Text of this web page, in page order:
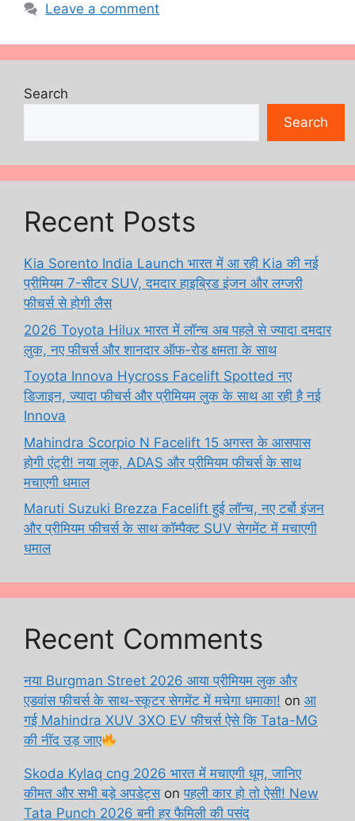
Leave a comment
Search
Search
Recent Posts
Kia Sorento India Launch भारत में आ रही Kia की नई
प्रीमियम 7-सीटर SUV, दमदार हाइब्रिड इंजन और लग्जरी
फीचर्स से होगी लैस
2026 Toyota Hilux भारत में लॉन्च अब पहले से ज्यादा दमदार
लुक, नए फीचर्स और शानदार ऑफ-रोड क्षमता के साथ
Toyota Innova Hycross Facelift Spotted नए
डिजाइन, ज्यादा फीचर्स और प्रीमियम लुक के साथ आ रही है नई
Innova
Mahindra Scorpio N Facelift 15 अगस्त के आसपास
होगी एंट्री! नया लुक, ADAS और प्रीमियम फीचर्स के साथ
मचाएगी धमाल
Maruti Suzuki Brezza Facelift हुई लॉन्च, नए टर्बो इंजन
और प्रीमियम फीचर्स के साथ कॉम्पैक्ट SUV सेगमेंट में मचाएगी
धमाल
Recent Comments
नया Burgman Street 2026 आया प्रीमियम लुक और
एडवांस फीचर्स के साथ-स्कूटर सेगमेंट में मचेगा धमाका! on आ
गई Mahindra XUV 3XO EV फीचर्स ऐसे कि Tata-MG
की नींद उड़ जाए
Skoda Kylaq cng 2026 भारत में मचाएगी धूम, जानिए
कीमत और सभी बड़े अपडेट्सonपहली कार हो तो ऐसी! New
Tata Punch 2026 बनी हर फैमिली की पसंद